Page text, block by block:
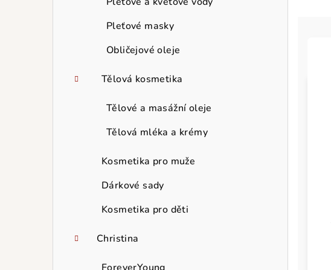
Pleťové masky
Obličejové oleje
Tělová kosmetika
Tělové a masážní oleje
Tělová mléka a krémy
Kosmetika pro muže
Dárkové sady
Kosmetika pro děti
Christina